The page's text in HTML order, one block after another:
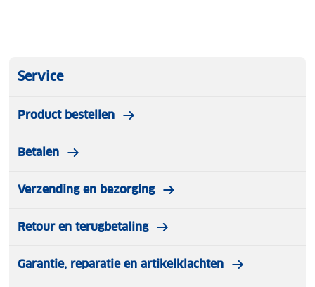
Service
Product bestellen
Betalen
Verzending en bezorging
Retour en terugbetaling
Garantie, reparatie en artikelklachten